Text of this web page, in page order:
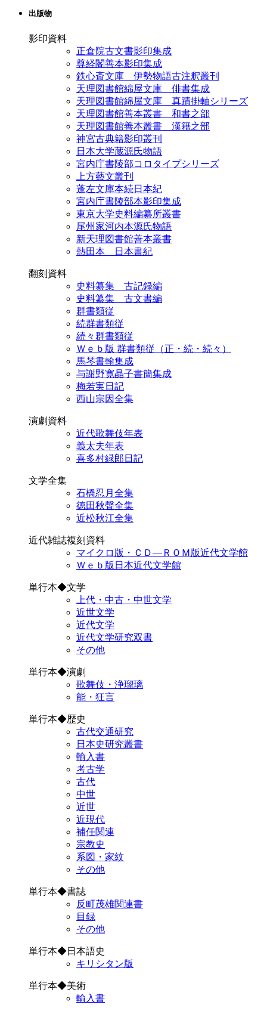
出版物
影印資料
正倉院古文書影印集成
尊経閣善本影印集成
鉄心斎文庫 伊勢物語古注釈叢刊
天理図書館綿屋文庫 俳書集成
天理図書館綿屋文庫 真蹟掛軸シリーズ
天理図書館善本叢書 和書之部
天理図書館善本叢書 漢籍之部
神宮古典籍影印叢刊
日本大学蔵源氏物語
宮内庁書陵部コロタイプシリーズ
上方藝文叢刊
蓬左文庫本続日本紀
宮内庁書陵部本影印集成
東京大学史料編纂所叢書
尾州家河内本源氏物語
新天理図書館善本叢書
熱田本 日本書紀
翻刻資料
史料纂集 古記録編
史料纂集 古文書編
群書類従
続群書類従
続々群書類従
Ｗｅｂ版 群書類従（正・続・続々）
馬琴書翰集成
与謝野寛晶子書簡集成
梅若実日記
西山宗因全集
演劇資料
近代歌舞伎年表
義太夫年表
喜多村緑郎日記
文学全集
石橋忍月全集
徳田秋聲全集
近松秋江全集
近代雑誌複刻資料
マイクロ版・ＣＤ―ＲＯＭ版近代文学館
Ｗｅｂ版日本近代文学館
単行本◆文学
上代・中古・中世文学
近世文学
近代文学
近代文学研究双書
その他
単行本◆演劇
歌舞伎・浄瑠璃
能・狂言
単行本◆歴史
古代交通研究
日本史研究叢書
輸入書
考古学
古代
中世
近世
近現代
補任関連
宗教史
系図・家紋
その他
単行本◆書誌
反町茂雄関連書
目録
その他
単行本◆日本語史
キリシタン版
単行本◆美術
輸入書